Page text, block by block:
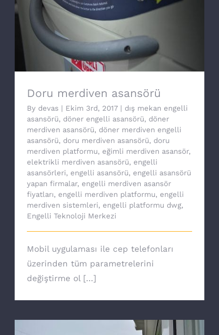
Doru merdiven asansörü
Doru merdiven asansörü
By devas | Ekim 3rd, 2017 | dış mekan engelli
asansörü, döner engelli asansörü, döner
merdiven asansörü, döner merdiven engelli
asansörü, doru merdiven asansörü, doru
merdiven platformu, eğimli merdiven asansör,
elektrikli merdiven asansörü, engelli
asansörleri, engelli asansörü, engelli asansörü
yapan firmalar, engelli merdiven asansör
fiyatları, engelli merdiven platformu, engelli
merdiven sistemleri, engelli platformu dwg,
Engelli Teknoloji Merkezi
Mobil uygulaması ile cep telefonları
üzerinden tüm parametrelerini
değiştirme ol [...]